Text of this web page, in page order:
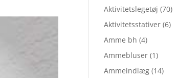
Aktivitetslegetøj (70)
Aktivitetsstativer (6)
Amme bh (4)
Ammebluser (1)
Ammeindlæg (14)